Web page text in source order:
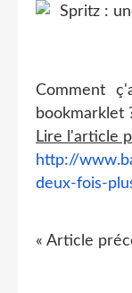
Comment
bookmarklet
Lire l'article
http://
deux-fois-
« Article